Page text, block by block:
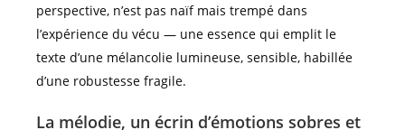
perspective, n’est pas naïf mais trempé dans
l’expérience du vécu — une essence qui emplit le
texte d’une mélancolie lumineuse, sensible, habillée
d’une robustesse fragile.
La mélodie, un écrin d’émotions sobres et